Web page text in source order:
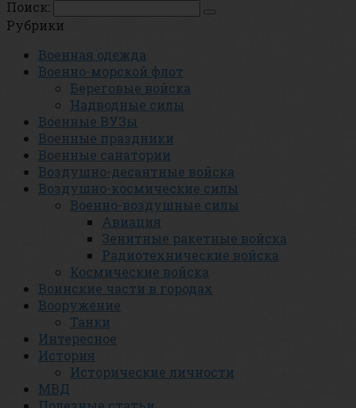
Поиск:
Рубрики
Военная одежда
Военно-морской флот
Береговые войска
Надводные силы
Военные ВУЗы
Военные праздники
Военные санатории
Воздушно-десантные войска
Воздушно-космические силы
Военно-воздушные силы
Авиация
Зенитные ракетные войска
Радиотехнические войска
Космические войска
Воинские части в городах
Вооружение
Танки
Интересное
История
Исторические личности
МВД